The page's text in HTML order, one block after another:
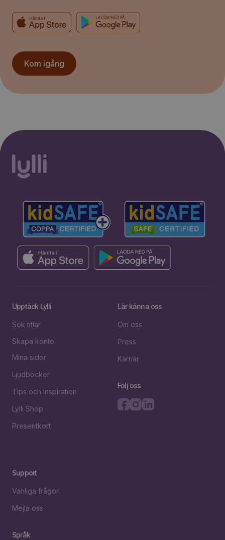
Kom igång
Upptäck Lylli
Sök titlar
Skapa konto
Mina sidor
Ljudböcker
Tips och inspiration
Lylli Shop
Presentkort
Lär känna oss
Om oss
Press
Karriär
Följ oss
Support
Vanliga frågor
Mejla oss
Språk